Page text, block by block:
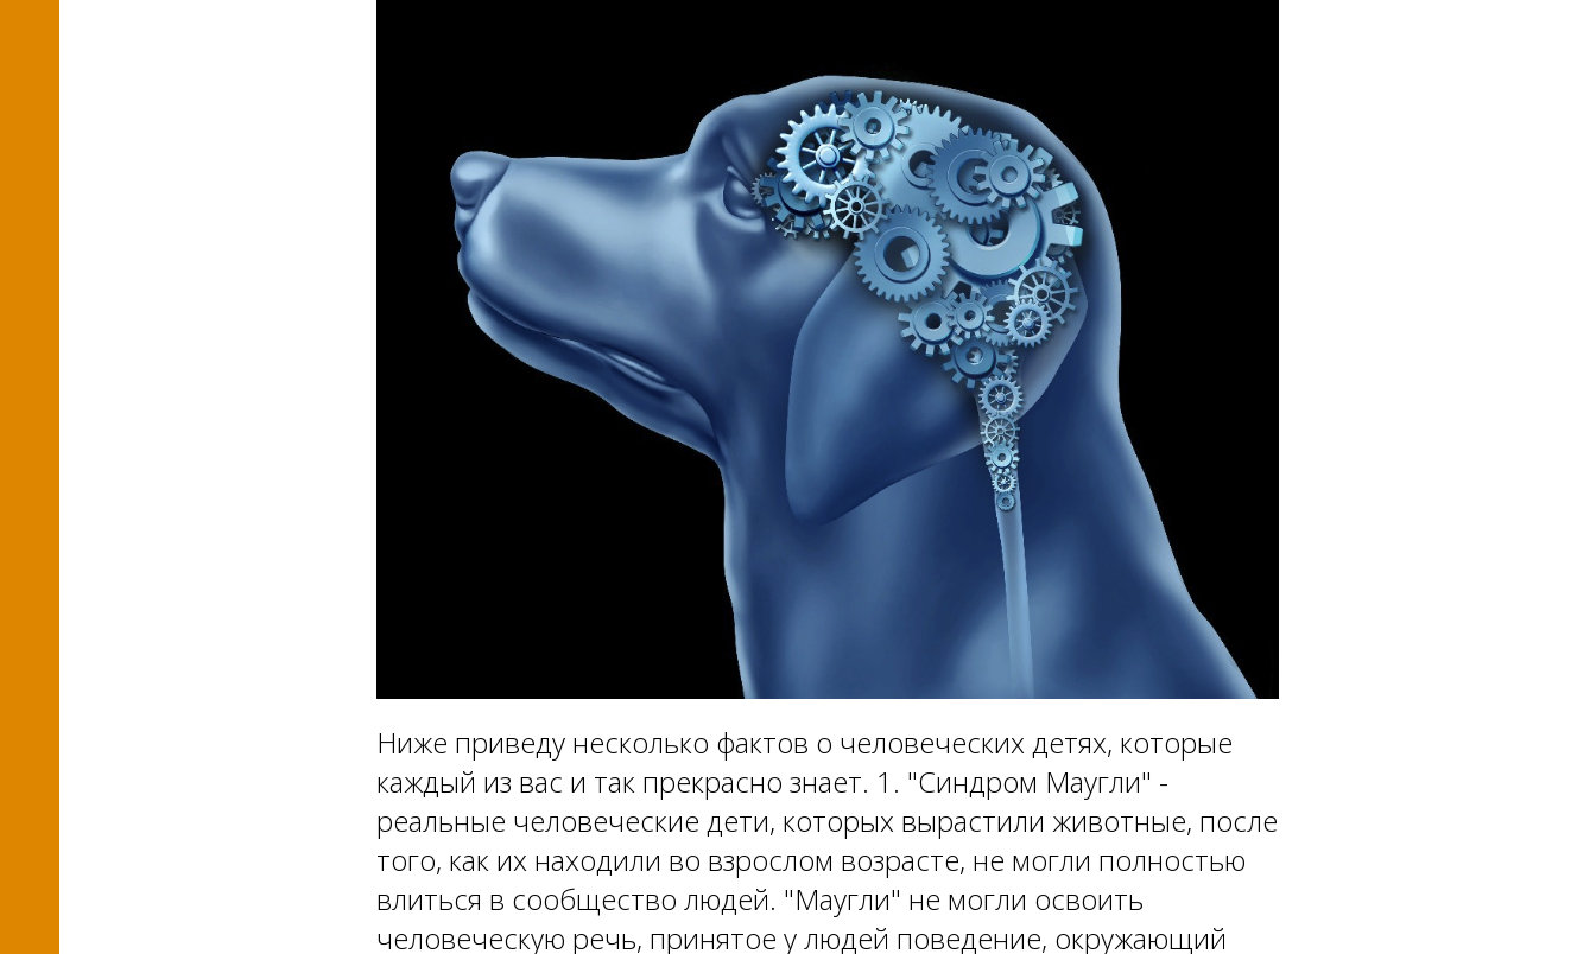
Ниже приведу несколько фактов о человеческих детях, которые
каждый из вас и так прекрасно знает. 1. "Синдром Маугли" -
реальные человеческие дети, которых вырастили животные, после
того, как их находили во взрослом возрасте, не могли полностью
влиться в сообщество людей. "Маугли" не могли освоить
человеческую речь, принятое у людей поведение, окружающий